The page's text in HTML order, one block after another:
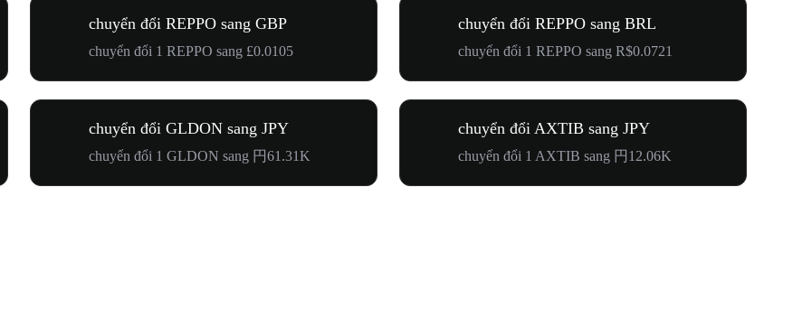
chuyển đổi REPPO sang GBP
chuyển đổi 1 REPPO sang £0.0105
chuyển đổi REPPO sang BRL
chuyển đổi 1 REPPO sang R$0.0721
chuyển đổi GLDON sang JPY
chuyển đổi 1 GLDON sang 円61.31K
chuyển đổi AXTIB sang JPY
chuyển đổi 1 AXTIB sang 円12.06K